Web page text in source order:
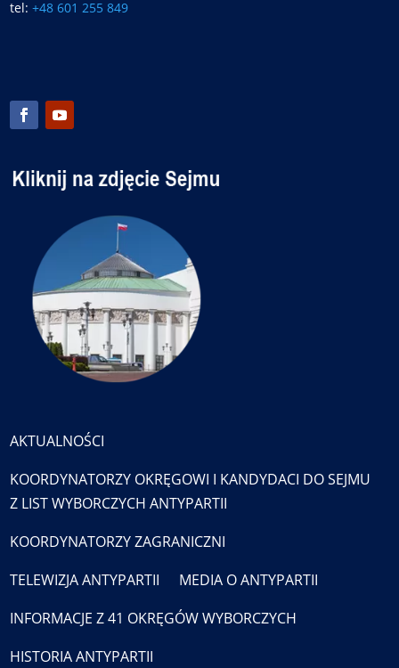
tel:+48 601 255 849
AKTUALNOŚCI
KOORDYNATORZY OKRĘGOWI I KANDYDACI DO SEJMU
Z LIST WYBORCZYCH ANTYPARTII
KOORDYNATORZY ZAGRANICZNI
TELEWIZJA ANTYPARTII
MEDIA O ANTYPARTII
INFORMACJE Z 41 OKRĘGÓW WYBORCZYCH
HISTORIA ANTYPARTII